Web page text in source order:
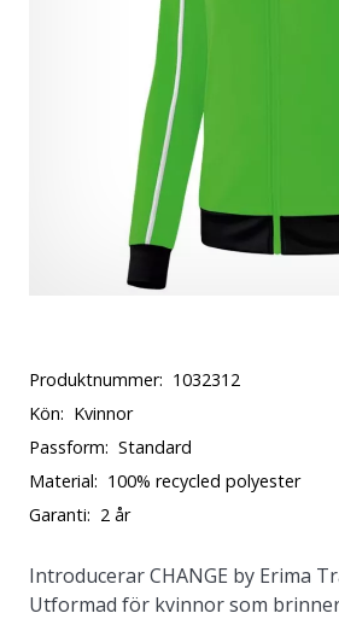
Produktnummer: 1032312
Kön: Kvinnor
Passform: Standard
Material: 100% recycled polyester
Garanti: 2 år
IntroducerarCHANGE by Erima
Utformad för kvinnor som